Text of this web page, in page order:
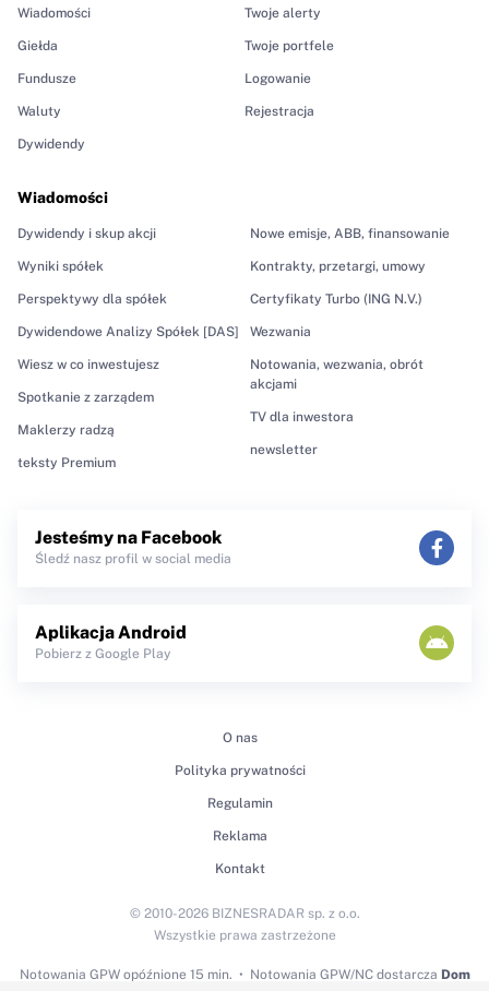
Wiadomości
Giełda
Fundusze
Waluty
Dywidendy
Wiadomości
Dywidendy i skup akcji
Wyniki spółek
Perspektywy dla spółek
Dywidendowe Analizy Spółek [DAS]
Wiesz w co inwestujesz
Spotkanie z zarządem
Maklerzy radzą
teksty Premium
Nowe emisje, ABB, finansowanie
Kontrakty, przetargi, umowy
Certyfikaty Turbo (ING N.V.)
Wezwania
Notowania, wezwania, obrót
akcjami
TV dla inwestora
newsletter
Twoje alerty
Twoje portfele
Logowanie
Rejestracja
Jesteśmy na Facebook
Śledź nasz profil w social media
Aplikacja Android
Pobierz z Google Play
O nas
Polityka prywatności
Regulamin
Reklama
Kontakt
Notowania GPWopóźnione 15 min. Notowania GPW/NC dostarcza Dom
© 2010-2026 BIZNESRADAR sp. z o.o.
Wszystkie prawa zastrzeżone